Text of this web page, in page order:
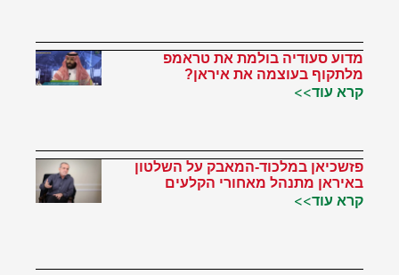
מדוע סעודיה בולמת את טראמפ
מלתקוף בעוצמה את איראן?
קרא עוד>>
פזשכיאן במלכוד-המאבק על השלטון
באיראן מתנהל מאחורי הקלעים
קרא עוד>>